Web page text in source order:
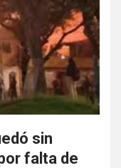
sin
falta de